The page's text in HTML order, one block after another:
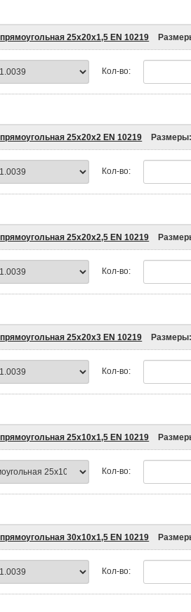
25х20х1,5 EN 10219
Кол-во:
25х20х2 EN 10219 Размеры:
Кол-во:
25х20х2,5 EN 10219
Кол-во:
25х20х3 EN 10219 Размеры:
Кол-во:
25х10х1,5 EN 10219
Кол-во:
30х10х1,5 EN 10219
Кол-во: